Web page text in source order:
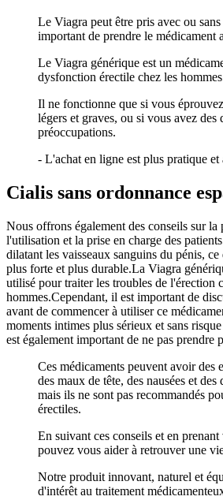
Le Viagra peut être pris avec ou
important de prendre le médicament
Le Viagra générique est un
dysfonction érectile chez les
Il ne fonctionne que si vous
légers et graves, ou si vous avez des
préoccupations.
- L'achat en ligne est plus pratique et
Cialis sans ordonnance
Nous offrons également des conseils sur la
l'utilisation et la prise en charge des
dilatant les vaisseaux sanguins du pénis,
plus forte et plus durable.La Viagra
utilisé pour traiter les troubles de l'érection
hommes.Cependant, il est important de
avant de commencer à utiliser ce
moments intimes plus sérieux et sans
est également important de ne pas prendre
Ces médicaments peuvent avoir des
des maux de tête, des nausées et
mais ils ne sont pas recommandés
érectiles.
En suivant ces conseils et en
pouvez vous aider à retrouver une
Notre produit innovant, naturel et
d'intérêt au traitement